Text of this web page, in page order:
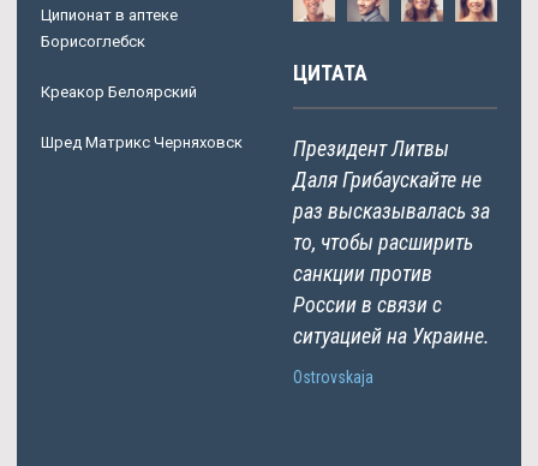
Ципионат в аптеке
Борисоглебск
Креакор Белоярский
Шред Матрикс Черняховск
ЦИТАТА
Президент Литвы
Даля Грибаускайте не
раз высказывалась за
то, чтобы расширить
санкции против
России в связи с
ситуацией на Украине.
Ostrovskaja